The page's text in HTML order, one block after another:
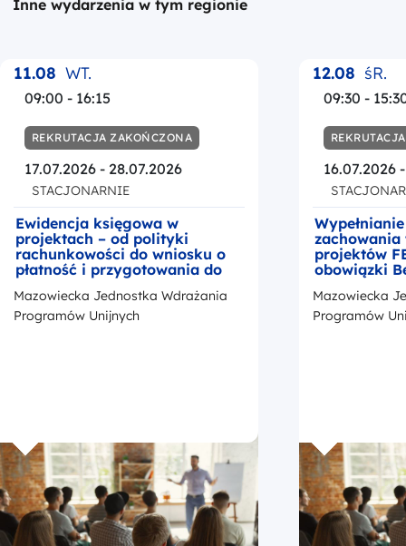
Inne wydarzenia w tym regionie
11.08 WT.
09:00 - 16:15
REKRUTACJA ZAKOŃCZONA
17.07.2026 - 28.07.2026
STACJONARNIE
Ewidencja księgowa w
projektach – od polityki
rachunkowości do wniosku o
płatność i przygotowania do
kontroli
Mazowiecka Jednostka Wdrażania
Programów Unijnych
12.08 śR.
09:30 -
16.07.2026
zachowania
projektów
obowiązki
okresie
z
promocji
Mazowiecka
Programów